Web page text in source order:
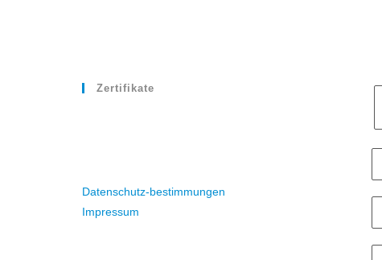
Zertifikate
Datenschutz-bestimmungen
Impressum